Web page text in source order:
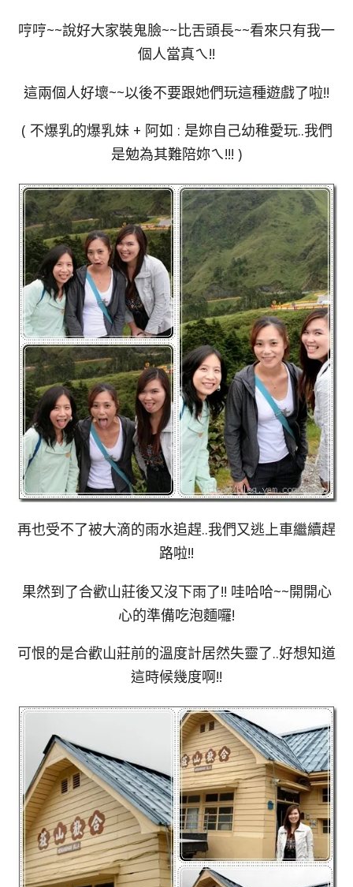
哼哼~~說好大家裝鬼臉~~比舌頭長~~看來只有我一
個人當真ㄟ!!
這兩個人好壞~~以後不要跟她們玩這種遊戲了啦!!
( 不爆乳的爆乳妹 + 阿如 : 是妳自己幼稚愛玩..我們
是勉為其難陪妳ㄟ!!! )
再也受不了被大滴的雨水追趕..我們又逃上車繼續趕
路啦!!
果然到了合歡山莊後又沒下雨了!! 哇哈哈~~開開心
心的準備吃泡麵囉!
可恨的是合歡山莊前的溫度計居然失靈了..好想知道
這時候幾度啊!!